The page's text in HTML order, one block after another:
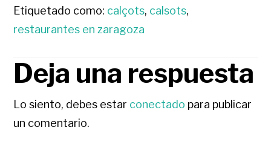
Etiquetado como: calçots, calsots,
restaurantes en zaragoza
INTERACCIONES
CON
LOS
Deja una respuesta
Lo siento, debes estar conectado para publicar
un comentario.